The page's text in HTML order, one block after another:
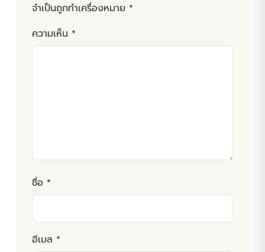
จำเป็นถูกทำเครื่องหมาย *
ความเห็น *
ชื่อ *
อีเมล *